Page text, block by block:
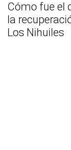
Cómo fue el
la
Los Nihuiles